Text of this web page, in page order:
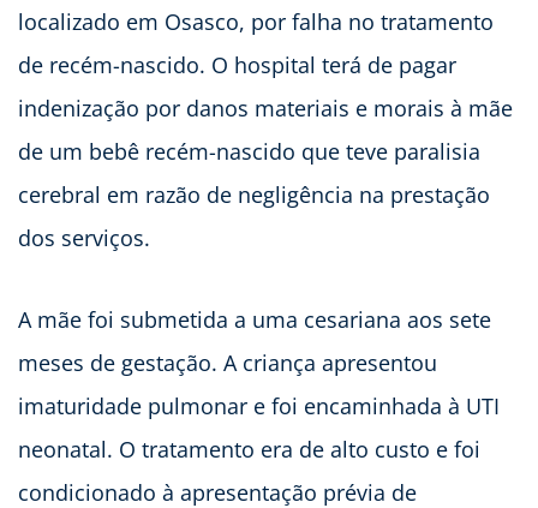
localizado em Osasco, por falha no tratamento
de recém-nascido. O hospital terá de pagar
indenização por danos materiais e morais à mãe
de um bebê recém-nascido que teve paralisia
cerebral em razão de negligência na prestação
dos serviços.
A mãe foi submetida a uma cesariana aos sete
meses de gestação. A criança apresentou
imaturidade pulmonar e foi encaminhada à UTI
neonatal. O tratamento era de alto custo e foi
condicionado à apresentação prévia de